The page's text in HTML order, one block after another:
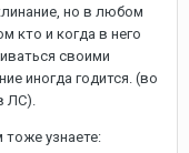
но в любом
кто и когда в него
своими
иногда годится. (во
ЛС).
узнаете: